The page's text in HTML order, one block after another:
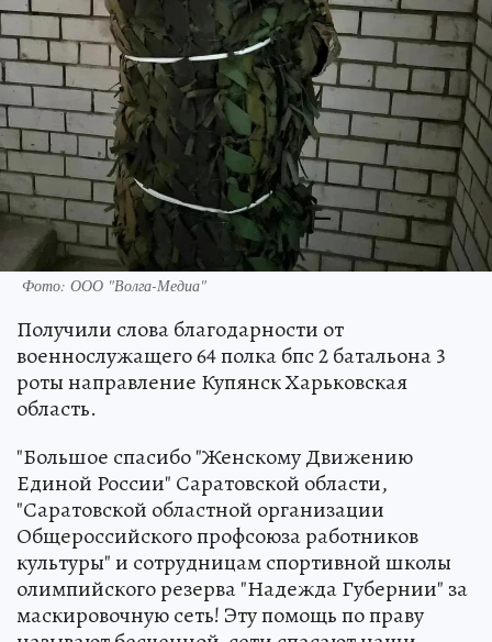
Фото: ООО "Волга-Медиа"
Получили слова благодарности от
военнослужащего 64 полка бпс 2 батальона 3
роты направление Купянск Харьковская
область.
"Большое спасибо "Женскому Движению
Единой России" Саратовской области,
"Саратовской областной организации
Общероссийского профсоюза работников
культуры" и сотрудницам спортивной школы
олимпийского резерва "Надежда Губернии" за
маскировочную сеть! Эту помощь по праву